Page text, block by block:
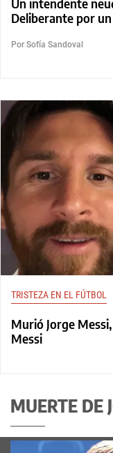
Un intendente
Deliberante por
Por Sofía Sandoval
TRISTEZA EN EL FÚTBOL
Murió Jorge
Messi
MUERTE DE